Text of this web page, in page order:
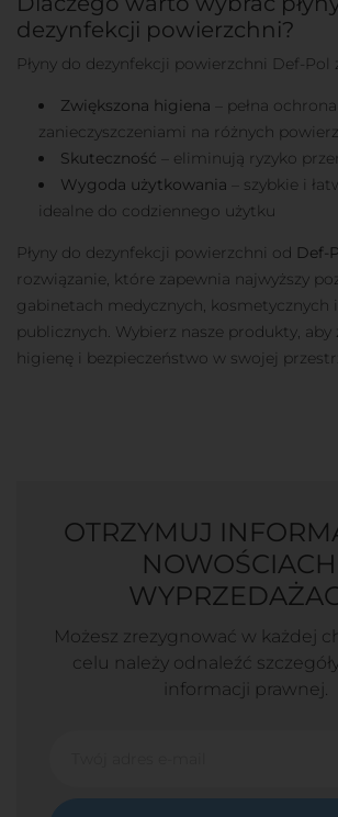
dezynfekcji powierzchni?
Płyny do dezynfekcji powierzchni Def-Pol
Zwiększona higiena – pełna
zanieczyszczeniami na różnych
Skuteczność – eliminują ryzyko
Wygoda użytkowania – szybkie i
idealne do codziennego użytku
Płyny do dezynfekcji powierzchni od Def-
rozwiązanie, które zapewnia najwyższy
gabinetach medycznych, kosmetycznych
publicznych. Wybierz nasze produkty,
higienę i bezpieczeństwo w swojej
OTRZYMUJ
Możesz zrezygnować w każdej
celu należy odnaleźć
informacji prawnej.